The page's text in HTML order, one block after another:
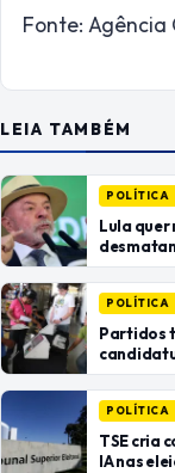
Fonte:
LEIA TAMBÉM
POLÍTICA
Lula quer
POLÍTICA
Partidos
POLÍTICA
TSE cria
IA nas